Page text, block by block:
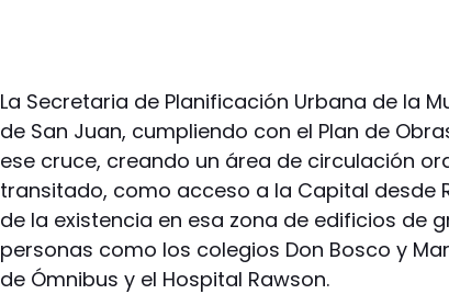
La Secretaria de Planificación Urbana de la
de San Juan, cumpliendo con el Plan de
ese cruce, creando un área de circulación
transitado, como acceso a la Capital desde
de la existencia en esa zona de edificios de
personas como los colegios Don Bosco y
de Ómnibus y el Hospital Rawson.